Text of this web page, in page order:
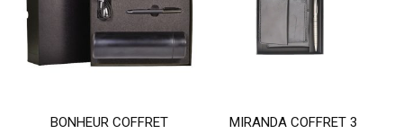
BONHEUR COFFRET
MIRANDA COFFRET 3